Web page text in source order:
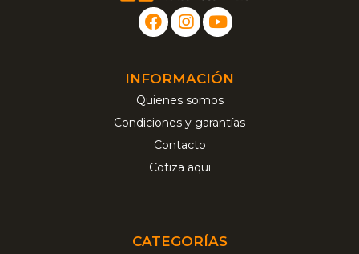
INFORMACIÓN
Quienes somos
Condiciones y garantías
Contacto
Cotiza aqui
CATEGORÍAS